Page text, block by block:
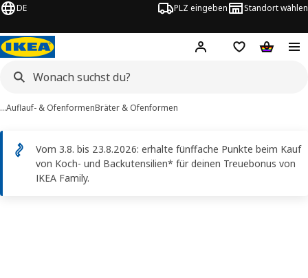
DE PLZ eingeben Standort wählen
Hej! Logge dich ein
Einkaufsliste
…Auflauf- & OfenformenBräter & Ofenformen
Vom 3.8. bis 23.8.2026: erhalte fünffache Punkte beim Kauf
von Koch- und Backutensilien* für deinen Treuebonus von
IKEA Family.